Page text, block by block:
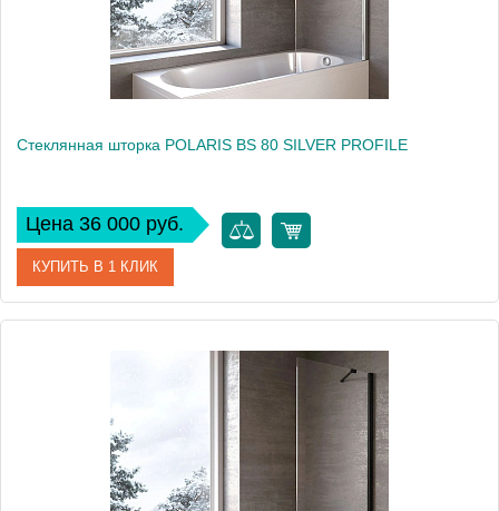
Стеклянная шторка POLARIS BS 80 SILVER PROFILE
Цена 36 000 руб.
КУПИТЬ В 1 КЛИК